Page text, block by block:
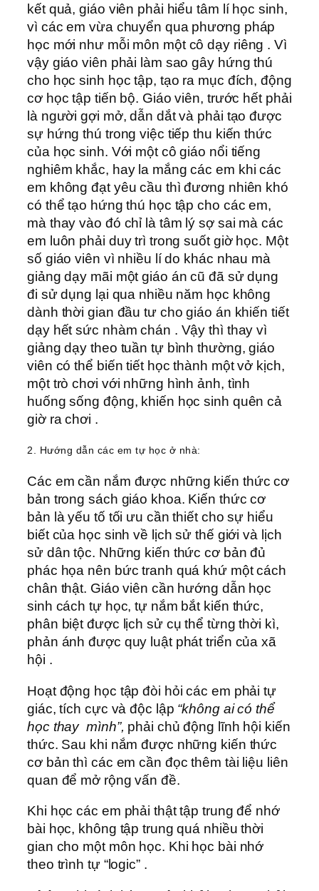
kết quả, giáo viên phải hiểu tâm lí học sinh,
vì các em vừa chuyển qua phương pháp
học mới như mỗi môn một cô dạy riêng . Vì
vậy giáo viên phải làm sao gây hứng thú
cho học sinh học tập, tạo ra mục đích, động
cơ học tập tiến bộ. Giáo viên, trước hết phải
là người gợi mở, dẫn dắt và phải tạo được
sự hứng thú trong việc tiếp thu kiến thức
của học sinh. Với một cô giáo nổi tiếng
nghiêm khắc, hay la mắng các em khi các
em không đạt yêu cầu thì đương nhiên khó
có thể tạo hứng thú học tập cho các em,
mà thay vào đó chỉ là tâm lý sợ sai mà các
em luôn phải duy trì trong suốt giờ học. Một
số giáo viên vì nhiều lí do khác nhau mà
giảng dạy mãi một giáo án cũ đã sử dụng
đi sử dụng lại qua nhiều năm học không
dành thời gian đầu tư cho giáo án khiến tiết
dạy hết sức nhàm chán . Vậy thì thay vì
giảng dạy theo tuần tự bình thường, giáo
viên có thể biến tiết học thành một vở kịch,
một trò chơi với những hình ảnh, tình
huống sống động, khiến học sinh quên cả
giờ ra chơi .
2. Hướng dẫn các em tự học ở nhà:
Các em cần nắm được những kiến thức cơ
bản trong sách giáo khoa. Kiến thức cơ
bản là yếu tố tối ưu cần thiết cho sự hiểu
biết của học sinh về lịch sử thế giới và lịch
sử dân tộc. Những kiến thức cơ bản đủ
phác họa nên bức tranh quá khứ một cách
chân thật. Giáo viên cần hướng dẫn học
sinh cách tự học, tự nắm bắt kiến thức,
phân biệt được lịch sử cụ thể từng thời kì,
phản ánh được quy luật phát triển của xã
hội .
Hoạt động học tập đòi hỏi các em phải tự
giác, tích cực và độc lập “không ai có thể
học thay mình”, phải chủ động lĩnh hội kiến
thức. Sau khi nắm được những kiến thức
cơ bản thì các em cần đọc thêm tài liệu liên
quan để mở rộng vấn đề.
Khi học các em phải thật tập trung để nhớ
bài học, không tập trung quá nhiều thời
gian cho một môn học. Khi học bài nhớ
theo trình tự “logic” .